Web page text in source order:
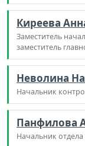
Киреева
Заместитель
заместитель
Неволина
Начальник
Панфилова
Начальник